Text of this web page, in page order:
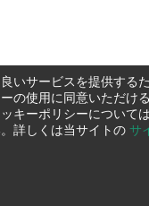
いサービスを提供する
の使用に同意いただけ
キーポリシーについて
詳しくは当サイトの サ